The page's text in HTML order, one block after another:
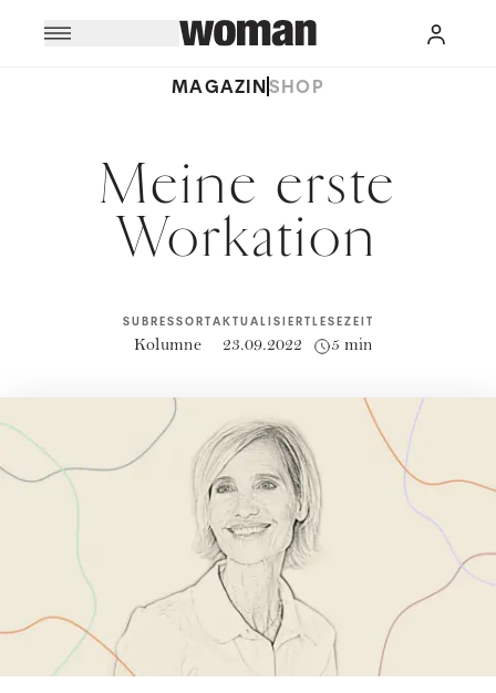
MAGAZINSHOP
Meine erste
Workation
SUBRESSORT
Kolumne
AKTUALISIERT
23.09.2022
LESEZEIT
5 min